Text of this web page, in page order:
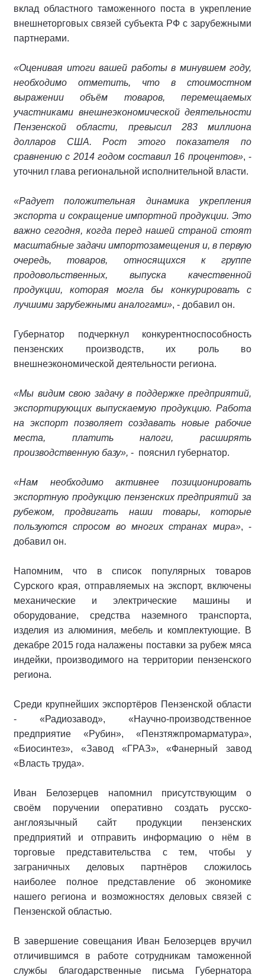
вклад областного таможенного поста в укрепление
внешнеторговых связей субъекта РФ с зарубежными
партнерами.
«Оценивая итоги вашей работы в минувшем году,
необходимо отметить, что в стоимостном
выражении объём товаров, перемещаемых
участниками внешнеэкономической деятельности
Пензенской области, превысил 283 миллиона
долларов США. Рост этого показателя по
сравнению с 2014 годом составил 16 процентов», -
уточнил глава региональной исполнительной власти.
«Радует положительная динамика укрепления
экспорта и сокращение импортной продукции. Это
важно сегодня, когда перед нашей страной стоят
масштабные задачи импортозамещения и, в первую
очередь, товаров, относящихся к группе
продовольственных, выпуска качественной
продукции, которая могла бы конкурировать с
лучшими зарубежными аналогами», - добавил он.
Губернатор подчеркнул конкурентноспособность
пензенских производств, их роль во
внешнеэкономической деятельности региона.
«Мы видим свою задачу в поддержке предприятий,
экспортирующих выпускаемую продукцию. Работа
на экспорт позволяет создавать новые рабочие
места, платить налоги, расширять
производственную базу», - пояснил губернатор.
«Нам необходимо активнее позиционировать
экспортную продукцию пензенских предприятий за
рубежом, продвигать наши товары, которые
пользуются спросом во многих странах мира», -
добавил он.
Напомним, что в список популярных товаров
Сурского края, отправляемых на экспорт, включены
механические и электрические машины и
оборудование, средства наземного транспорта,
изделия из алюминия, мебель и комплектующие. В
декабре 2015 года налажены поставки за рубеж мяса
индейки, производимого на территории пензенского
региона.
Среди крупнейших экспортёров Пензенской области
- «Радиозавод», «Научно-производственное
предприятие «Рубин», «Пензтяжпромарматура»,
«Биосинтез», «Завод «ГРАЗ», «Фанерный завод
«Власть труда».
Иван Белозерцев напомнил присутствующим о
своём поручении оперативно создать русско-
англоязычный сайт продукции пензенских
предприятий и отправить информацию о нём в
торговые представительства с тем, чтобы у
заграничных деловых партнёров сложилось
наиболее полное представление об экономике
нашего региона и возможностях деловых связей с
Пензенской областью.
В завершение совещания Иван Белозерцев вручил
отличившимся в работе сотрудникам таможенной
службы благодарственные письма Губернатора